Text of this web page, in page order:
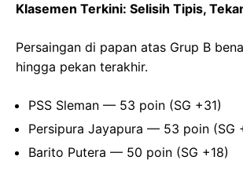
Klasemen Terkini: Selisih Tipis,
Persaingan di papan atas Grup B
hingga pekan terakhir.
PSS Sleman — 53 poin (SG +31)
Persipura Jayapura — 53 poin (SG
Barito Putera — 50 poin (SG +18)